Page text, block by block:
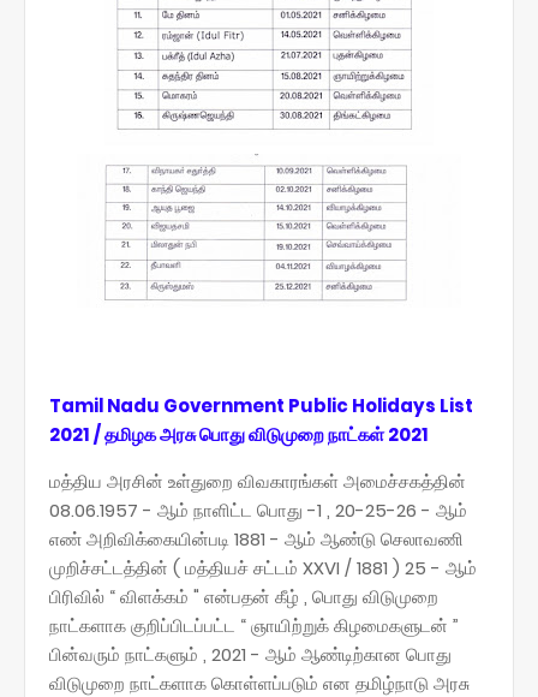
Tamil Nadu Government Public Holidays List
2021 / தமிழக அரசு பொது விடுமுறை நாட்கள் 2021
மத்திய அரசின் உள்துறை விவகாரங்கள் அமைச்சகத்தின்
08.06.1957 - ஆம் நாளிட்ட பொது -1 , 20-25-26 - ஆம்
எண் அறிவிக்கையின்படி 1881 - ஆம் ஆண்டு செலாவணி
முறிச்சட்டத்தின் ( மத்தியச் சட்டம் XXVI / 1881 ) 25 - ஆம்
பிரிவில் “ விளக்கம் " என்பதன் கீழ் , பொது விடுமுறை
நாட்களாக குறிப்பிடப்பட்ட “ ஞாயிற்றுக் கிழமைகளுடன் ”
பின்வரும் நாட்களும் , 2021 - ஆம் ஆண்டிற்கான பொது
விடுமுறை நாட்களாக கொள்ளப்படும் என தமிழ்நாடு அரசு